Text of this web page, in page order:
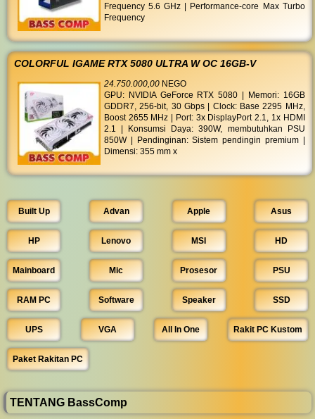
Frequency 5.6 GHz | Performance-core Max Turbo
Frequency
COLORFUL IGAME RTX 5080 ULTRA W OC 16GB-V
24.750.000,00 NEGO
GPU: NVIDIA GeForce RTX 5080 | Memori: 16GB
GDDR7, 256-bit, 30 Gbps | Clock: Base 2295 MHz,
Boost 2655 MHz | Port: 3x DisplayPort 2.1, 1x HDMI
2.1 | Konsumsi Daya: 390W, membutuhkan PSU
850W | Pendinginan: Sistem pendingin premium |
Dimensi: 355 mm x
Built Up Advan Apple Asus
HP Lenovo MSI HD
Mainboard Mic Prosesor PSU
RAM PC Software Speaker SSD
UPS VGA All In One Rakit PC Kustom
Paket Rakitan PC
TENTANG BassComp